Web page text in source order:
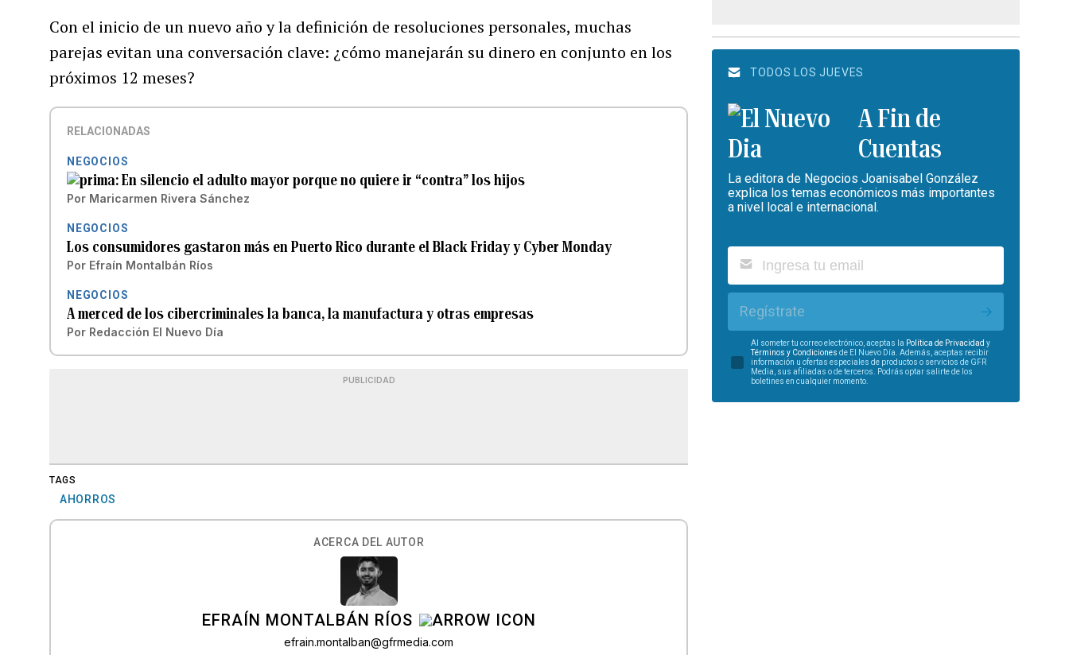
Con el inicio de un nuevo año y la definición de resoluciones personales, muchas
parejas evitan una conversación clave: ¿cómo manejarán su dinero en conjunto en los
próximos 12 meses?
RELACIONADAS
NEGOCIOS
En silencio el adulto mayor porque no quiere ir “contra” los hijos
Por Maricarmen Rivera Sánchez
NEGOCIOS
Los consumidores gastaron más en Puerto Rico durante el Black Friday y Cyber Monday
Por Efraín Montalbán Ríos
NEGOCIOS
A merced de los cibercriminales la banca, la manufactura y otras empresas
Por Redacción El Nuevo Día
PUBLICIDAD
TAGS
AHORROS
ACERCA DEL AUTOR
EFRAÍN MONTALBÁN RÍOS
efrain.montalban@gfrmedia.com
TODOS LOS JUEVES
A Fin de
Cuentas
La editora de Negocios Joanisabel González
explica los temas económicos más importantes
a nivel local e internacional.
Regístrate
Al someter tu correo electrónico, aceptas la Política de Privacidad y
Términos y Condiciones de El Nuevo Día. Además, aceptas recibir
información u ofertas especiales de productos o servicios de GFR
Media, sus afiliadas o de terceros. Podrás optar salirte de los
boletines en cualquier momento.